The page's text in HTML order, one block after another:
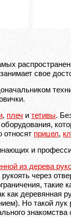
свое
, плеч итетивы.
относят прицел,
и
из дерева
через
такие
деревянная
Но такой лук